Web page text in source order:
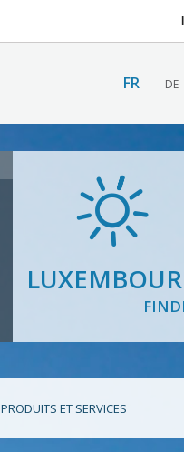
FR DE
PRODUITS ET SERVICES